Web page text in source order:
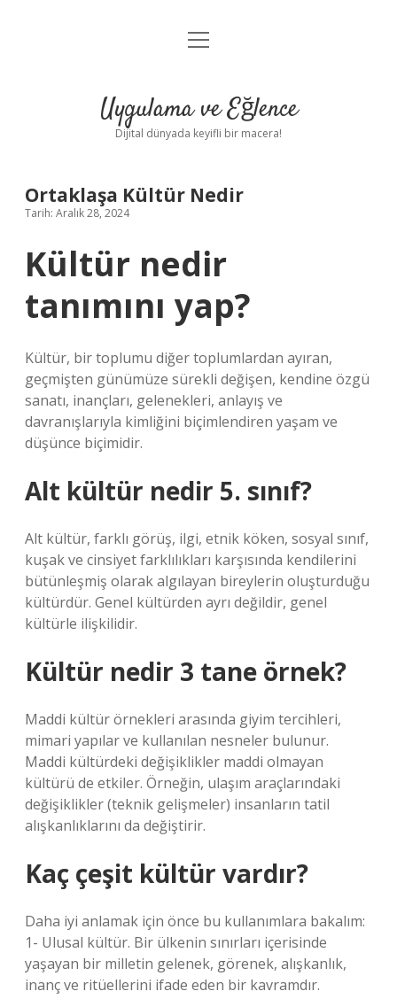
Anasayfa
Yasal Uyarı
menüyü
Uygulama ve Eğlence
Dijital dünyada keyifli bir macera!
Ortaklaşa Kültür Nedir
Tarih: Aralık 28, 2024
Kültür nedir
tanımını yap?
Kültür, bir toplumu diğer toplumlardan ayıran,
geçmişten günümüze sürekli değişen, kendine özgü
sanatı, inançları, gelenekleri, anlayış ve
davranışlarıyla kimliğini biçimlendiren yaşam ve
düşünce biçimidir.
Alt kültür nedir 5. sınıf?
Alt kültür, farklı görüş, ilgi, etnik köken, sosyal sınıf,
kuşak ve cinsiyet farklılıkları karşısında kendilerini
bütünleşmiş olarak algılayan bireylerin oluşturduğu
kültürdür. Genel kültürden ayrı değildir, genel
kültürle ilişkilidir.
Kültür nedir 3 tane örnek?
Maddi kültür örnekleri arasında giyim tercihleri,
mimari yapılar ve kullanılan nesneler bulunur.
Maddi kültürdeki değişiklikler maddi olmayan
kültürü de etkiler. Örneğin, ulaşım araçlarındaki
değişiklikler (teknik gelişmeler) insanların tatil
alışkanlıklarını da değiştirir.
Kaç çeşit kültür vardır?
Daha iyi anlamak için önce bu kullanımlara bakalım:
1- Ulusal kültür. Bir ülkenin sınırları içerisinde
yaşayan bir milletin gelenek, görenek, alışkanlık,
inanç ve ritüellerini ifade eden bir kavramdır.